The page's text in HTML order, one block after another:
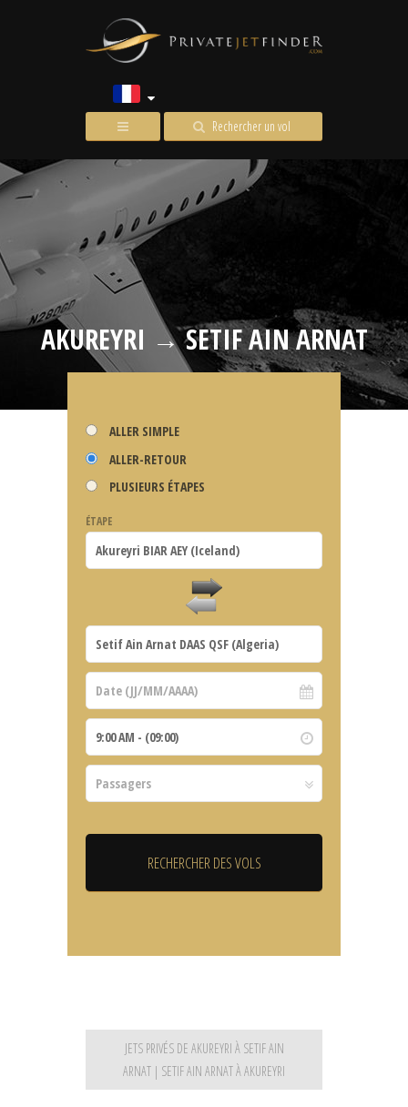
Rechercher un vol
AKUREYRI → SETIF AIN ARNAT
ALLER SIMPLE
ALLER-RETOUR
PLUSIEURS ÉTAPES
ÉTAPE
JETS PRIVÉS DE AKUREYRI À SETIF AIN
ARNAT | SETIF AIN ARNAT À AKUREYRI